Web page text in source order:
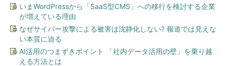
いまWordPressから「SaaS型CMS」への移行を検討する企業
が増えている理由
なぜサイバー攻撃による被害は沈静化しない? 報道では見えな
い本質に迫る
AI活用のつまずきポイント 「社内データ活用の壁」を乗り越
える方法とは